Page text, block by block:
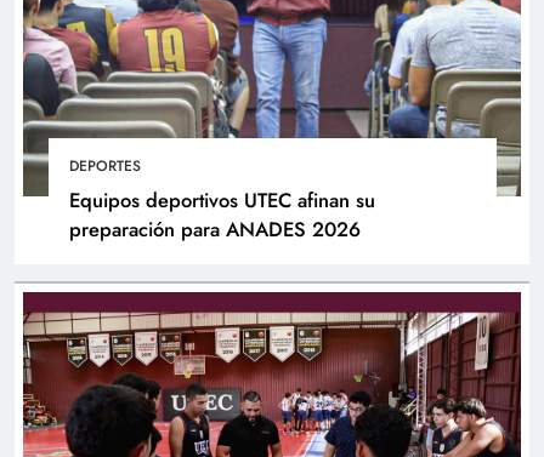
DEPORTES
Equipos deportivos UTEC afinan su
preparación para ANADES 2026